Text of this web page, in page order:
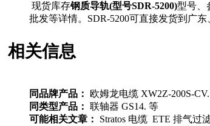
现货库存钢质导轨(型号SDR-5200)型号、
批发等详情。SDR-5200可直接发货到广
相关信息
同品牌产品：
欧姆龙电缆 XW2Z-200S-
同类型产品： 联轴器 GS14. 等
可能相关文章：
Stratos 电缆 ETE 排气过